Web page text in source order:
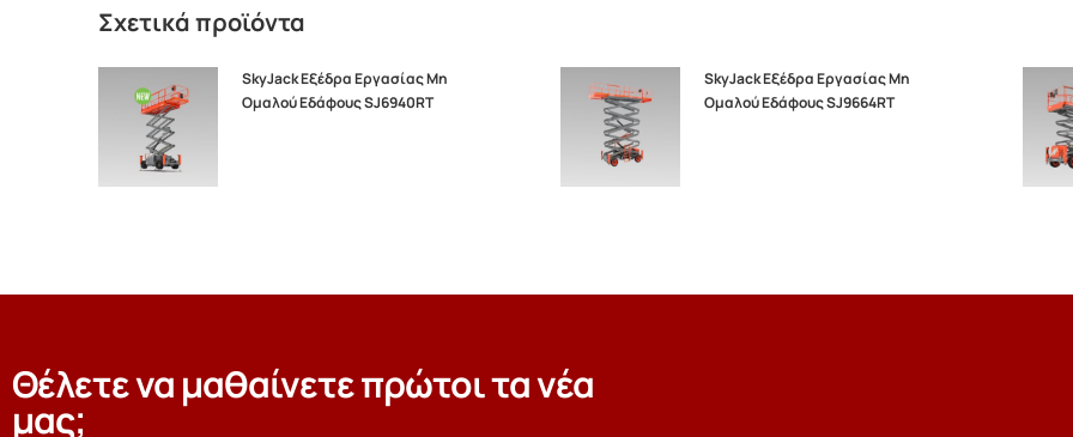
Σχετικά προϊόντα
SkyJack Εξέδρα Εργασίας Μη
Ομαλού Εδάφους SJ6940RT
SkyJack Εξέδρα Εργασίας Μη
Ομαλού Εδάφους SJ9664RT
Θέλετε να μαθαίνετε πρώτοι τα νέα
μας;